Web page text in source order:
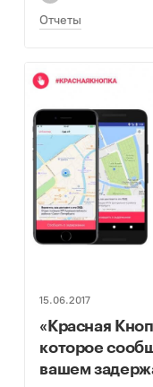
Отчеты
15.06.2017
«Красная
которое
вашем